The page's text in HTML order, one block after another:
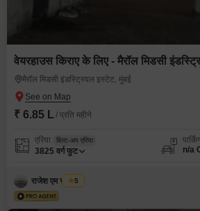
वेयरहाउस किराए के लिए - मैरॉल मिडसी
मैरॉल मिडसी इंडस्ट्रियल इस्टेट, मुंबई
₹ 6.85 L / प्रति महीने
एरिया बिल्ट-अप एरिया
3825 वर्ग फुट
n/a
राजेश एम चौरसिया
5